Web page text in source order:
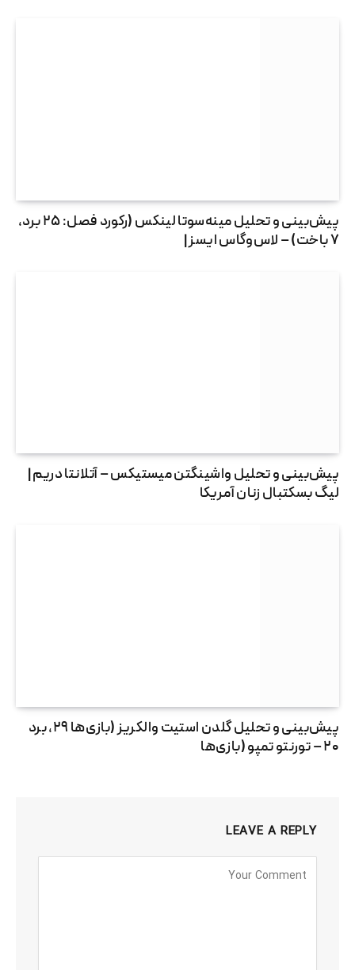
پیش‌بینی و تحلیل مینه‌سوتا لینکس (رکورد فصل: ۲۵ برد،
۷ باخت) – لاس‌وگاس ایسز |
پیش‌بینی و تحلیل واشینگتن میستیکس – آتلانتا دریم |
لیگ بسکتبال زنان آمریکا
پیش‌بینی و تحلیل گلدن استیت والکریز (بازی‌ها ۲۹، برد
۲۰ – تورنتو تمپو (بازی‌ها
LEAVE A REPLY